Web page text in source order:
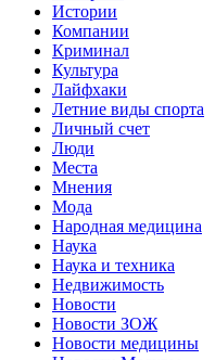
Истории
Компании
Криминал
Культура
Лайфхаки
Летние виды спорта
Личный счет
Люди
Места
Мнения
Мода
Народная медицина
Наука
Наука и техника
Недвижимость
Новости
Новости ЗОЖ
Новости медицины